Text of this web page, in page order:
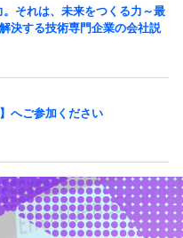
。それは、未来をつくる力～最
決する技術専門企業の会社説
へご参加ください